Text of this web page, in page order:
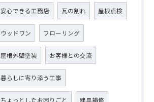
安心できる工務店 瓦の割れ 屋根点検
ウッドワン フローリング
屋根外壁塗装 お客様との交流
暮らしに寄り添う工事
ちょっとしたお困りごと 建具補修